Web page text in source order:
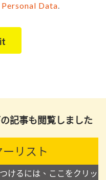
Data.
記事も閲覧しました
リスト
けるには、ここをクリッ